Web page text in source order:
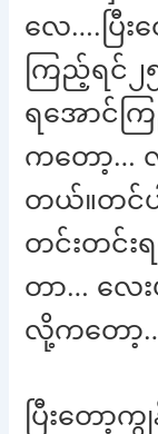
လေ….ပြီ
ကြည့်ရင်၂
ရအောင်က
ကတော့…
တယ်။တင်ပ
တင်းတင်း
တာ… လေး
လို့ကတော့
ပြီးတော့